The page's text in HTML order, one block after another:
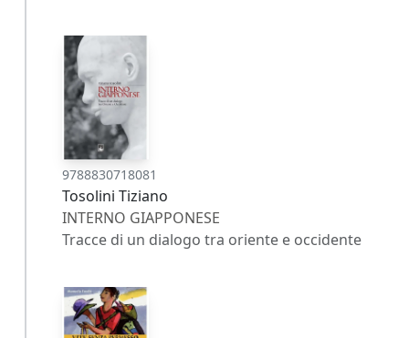
9788830718081
Tosolini Tiziano
INTERNO GIAPPONESE
Tracce di un dialogo tra oriente e occidente